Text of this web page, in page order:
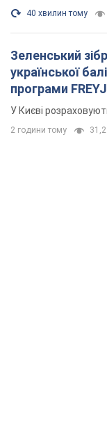
40 хвилин тому
Зеленський
української балістики та
програми
У Києві
2 години тому 31,2